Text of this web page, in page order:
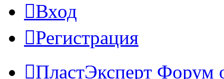
Вход
Регистрация
ПластЭксперт Форум